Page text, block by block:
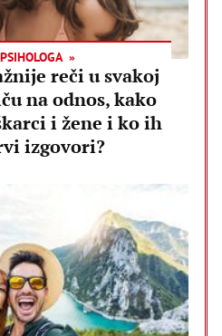
reči u svakoj
na odnos, kako
i žene i ko ih
izgovori?